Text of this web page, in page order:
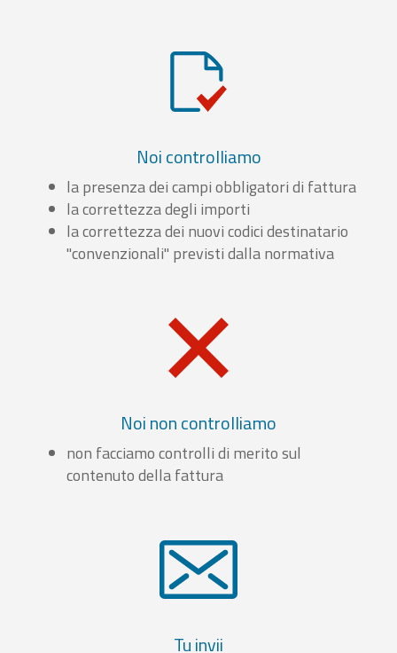
Noi controlliamo
la presenza dei campi obbligatori di fattura
la correttezza degli importi
la correttezza dei nuovi codici destinatario
"convenzionali" previsti dalla normativa
Noi non controlliamo
non facciamo controlli di merito sul
contenuto della fattura
Tu invii